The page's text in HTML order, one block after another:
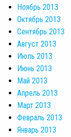
Ноябрь 2013
Октябрь 2013
Сентябрь 2013
Август 2013
Июль 2013
Июнь 2013
Май 2013
Апрель 2013
Март 2013
Февраль 2013
Январь 2013